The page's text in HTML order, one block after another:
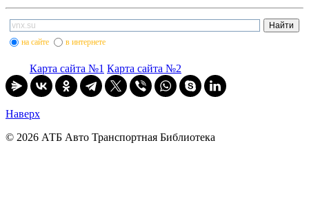
на сайте в интернете
Карта сайта №1 Карта сайта №2
Наверх
© 2026 АТБ Авто Транспортная Библиотека